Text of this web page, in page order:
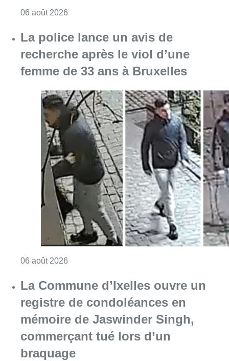
06 août 2026 Consulter l'article "La police lance un avis
La Commune d’Ixelles ouvre un
registre de condoléances en
mémoire de Jaswinder Singh,
commerçant tué lors d’un
braquage